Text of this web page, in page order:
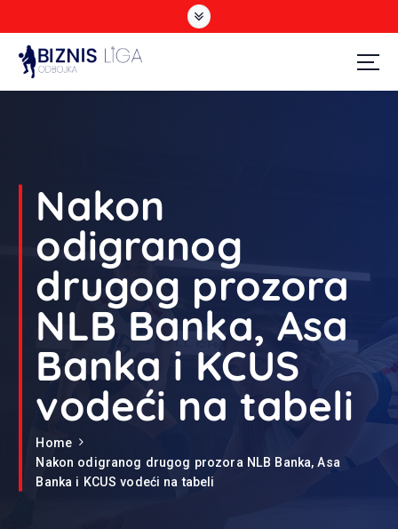
Odbojka
Nakon
odigranog
drugog prozora
NLB Banka, Asa
Banka i KCUS
vodeći na tabeli
Home
Nakon odigranog drugog prozora NLB Banka, Asa
Banka i KCUS vodeći na tabeli